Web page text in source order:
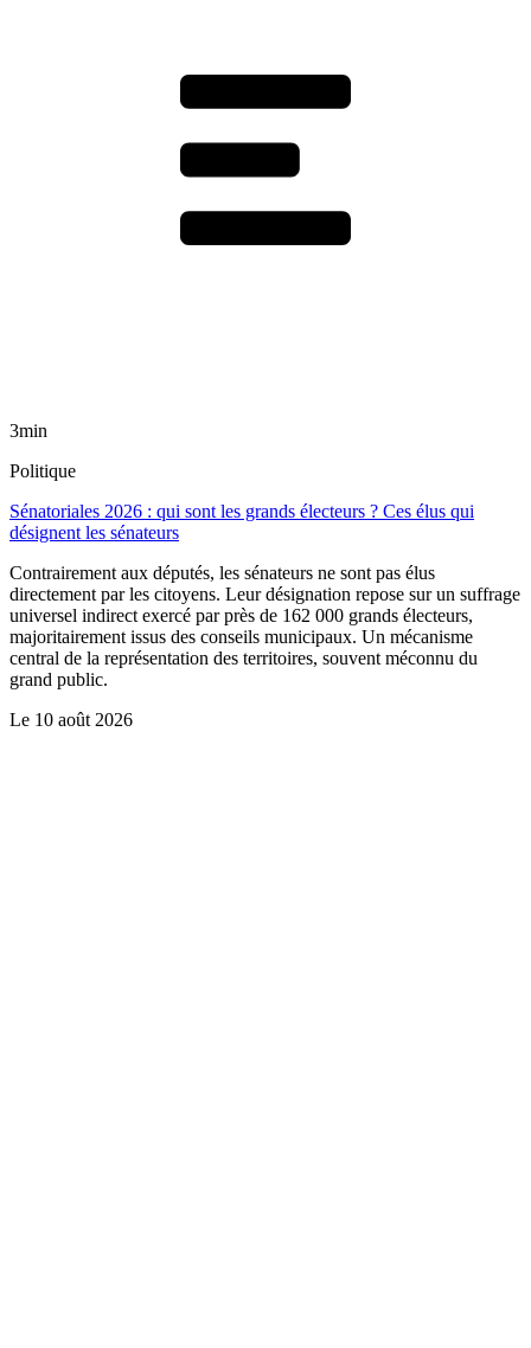
3min
Politique
Sénatoriales 2026 : qui sont les grands électeurs ? Ces élus qui
désignent les sénateurs
Contrairement aux députés, les sénateurs ne sont pas élus
directement par les citoyens. Leur désignation repose sur un suffrage
universel indirect exercé par près de 162 000 grands électeurs,
majoritairement issus des conseils municipaux. Un mécanisme
central de la représentation des territoires, souvent méconnu du
grand public.
Le 10 août 2026